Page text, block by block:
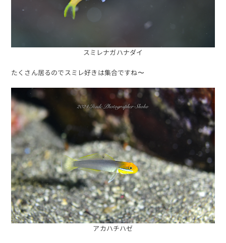
スミレナガハナダイ
たくさん居るのでスミレ好きは集合ですね〜
アカハチハゼ